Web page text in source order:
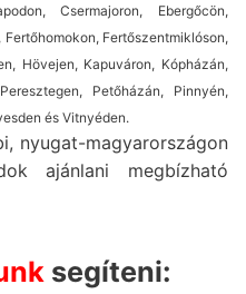
Csermajoron, Ebergőcön,
Fertőszentmiklóson,
Hövejen, Kapuváron, Kópházán,
Petőházán, Pinnyén,
és Vitnyéden.
nyugat-magyarországon
ajánlani megbízható
segíteni: